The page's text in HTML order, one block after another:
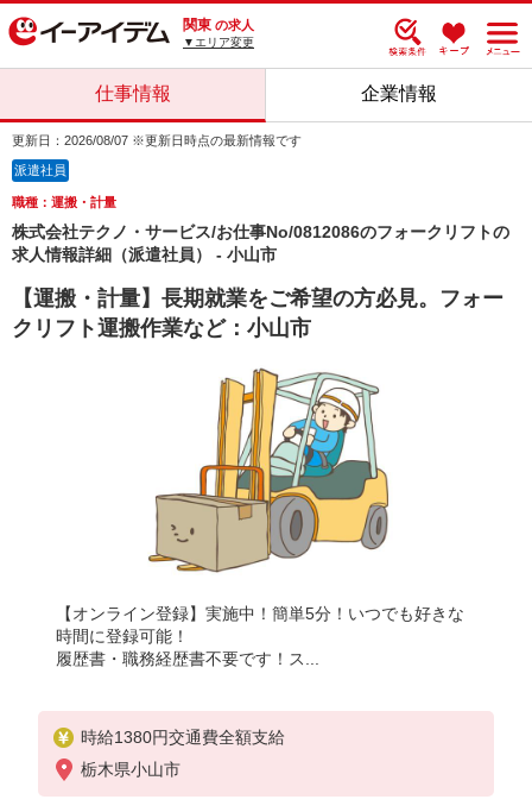
関東 の求人
▼エリア変更
仕事情報 企業情報
更新日：2026/08/07 ※更新日時点の最新情報です
派遣社員
職種：運搬・計量
株式会社テクノ・サービス/お仕事No/0812086のフォークリフトの
求人情報詳細（派遣社員） - 小山市
【運搬・計量】長期就業をご希望の方必見。フォー
クリフト運搬作業など：小山市
【オンライン登録】実施中！簡単5分！いつでも好きな
時間に登録可能！
履歴書・職務経歴書不要です！ス...
時給1380円交通費全額支給
栃木県小山市